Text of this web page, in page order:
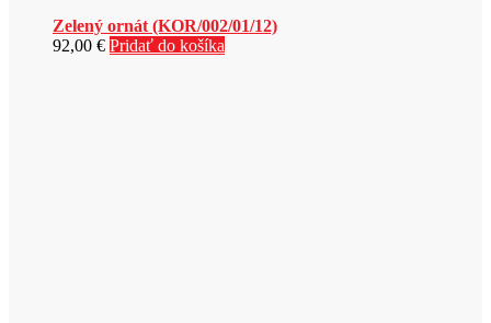
Zelený ornát (KOR/002/01/12)
92,00 € Pridať do košíka